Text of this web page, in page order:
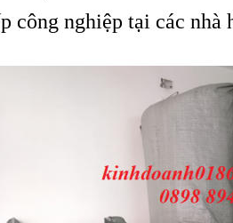
công nghiệp tại các nhà